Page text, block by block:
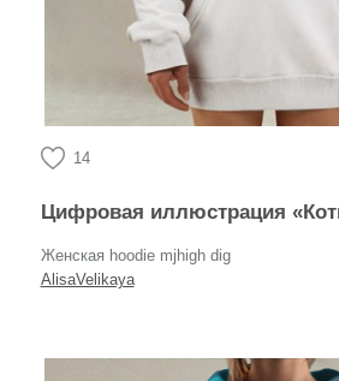
14
Цифровая иллюстрация «Коты-
Женская hoodie mjhigh dig
AlisaVelikaya